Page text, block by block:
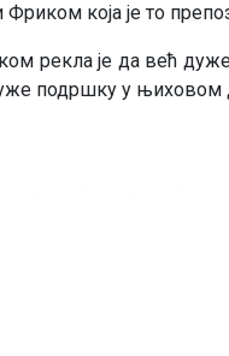
која је то
рекла је да већ
подршку у